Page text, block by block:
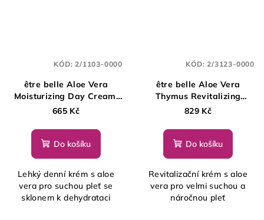
être belle Aloe Vera
Moisturizing Day Cream,
50 ml
665 Kč
Do košíku
Lehký denní krém s aloe
vera pro suchou pleť se
sklonem k dehydrataci
KÓD:2/1103-0000
être belle Aloe Vera
Thymus Revitalizing
Cream, 50 ml
829 Kč
Do košíku
Revitalizační krém s aloe
vera pro velmi suchou a
náročnou pleť
KÓD:2/3123-0000